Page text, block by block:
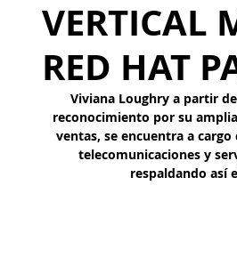
VERTICAL
RED HAT
Viviana Loughry a partir
reconocimiento por su
ventas, se encuentra a
telecomunicaciones y
respaldando así